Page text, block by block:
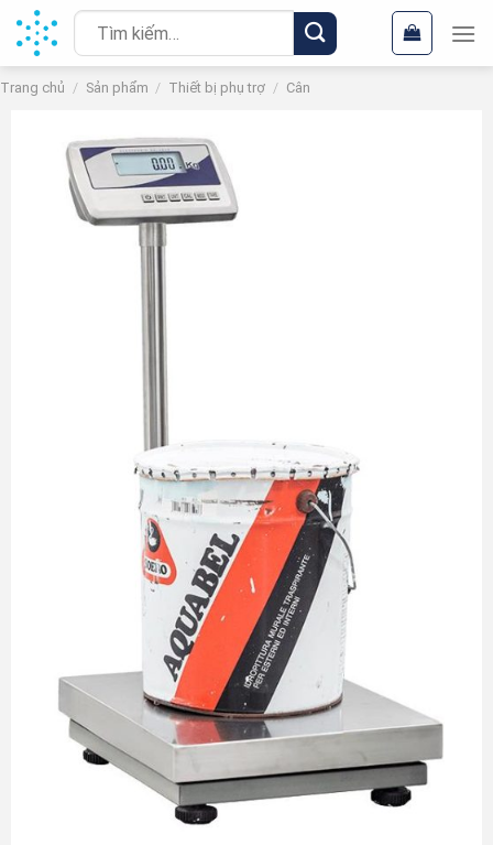
Chuyển
đến
nội
dung
Tìm
kiếm:
Trang chủ / Sản phẩm / Thiết bị phụ trợ / Cân